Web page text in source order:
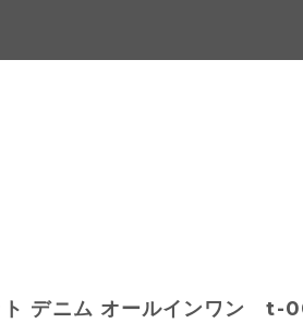
ト デニム オールインワン t-